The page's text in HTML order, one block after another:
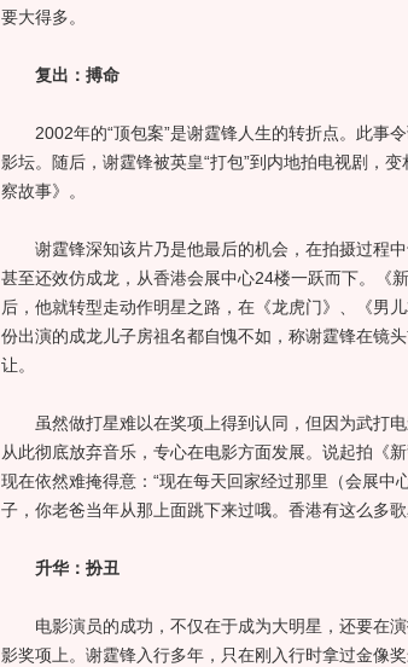
要大得多。
复出：搏命
2002年的“顶包案”是谢霆锋人生的转折点。此事令
影坛。随后，谢霆锋被英皇“打包”到内地拍电视剧，
察故事》。
谢霆锋深知该片乃是他最后的机会，在拍摄过程中
甚至还效仿成龙，从香港会展中心24楼一跃而下。《
后，他就转型走动作明星之路，在《龙虎门》、《男
份出演的成龙儿子房祖名都自愧不如，称谢霆锋在镜
让。
虽然做打星难以在奖项上得到认同，但因为武打电
从此彻底放弃音乐，专心在电影方面发展。说起拍《
现在依然难掩得意：“现在每天回家经过那里（会展中
子，你老爸当年从那上面跳下来过哦。香港有这么多
升华：扮丑
电影演员的成功，不仅在于成为大明星，还要在演
影奖项上。谢霆锋入行多年，只在刚入行时拿过金像